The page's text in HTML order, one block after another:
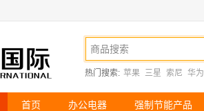
热门搜索: 苹果 三星 索尼 华为
首页 办公电器 强制节能产品